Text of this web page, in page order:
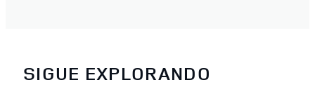
SIGUE EXPLORANDO